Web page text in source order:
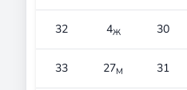
32 4Ж 30
33 27М 31